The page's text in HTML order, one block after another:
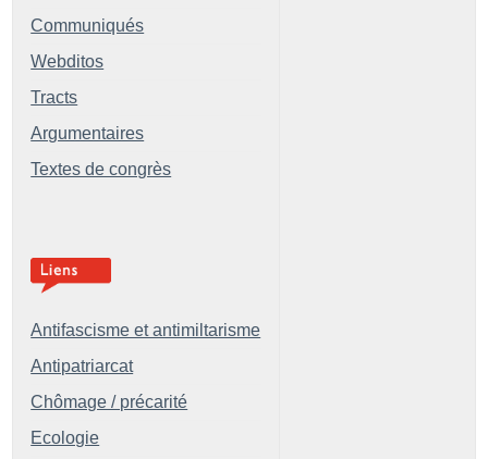
Communiqués
Webditos
Tracts
Argumentaires
Textes de congrès
Antifascisme et antimiltarisme
Antipatriarcat
Chômage / précarité
Ecologie